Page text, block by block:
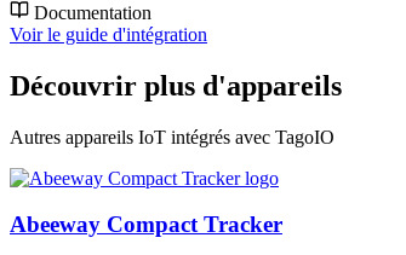
Documentation
Voir le guide d'intégration
Découvrir plus d'appareils
Autres appareils IoT intégrés avec TagoIO
Abeeway Compact Tracker